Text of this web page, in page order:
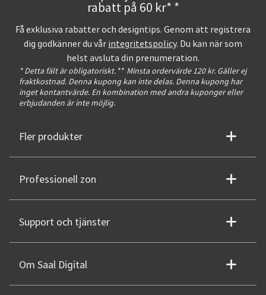
rabatt på 60 kr* *
Få exklusiva rabatter och designtips. Genom att registrera
dig godkänner du vår integritetspolicy. Du kan när som
helst avsluta din prenumeration.
* Detta fält är obligatoriskt. ** Minsta ordervärde 120 kr. Gäller ej
fraktkostnad. Denna kupong kan inte delas. Denna kupong har
inget kontantvärde. En kombination med andra kuponger eller
erbjudanden är inte möjlig.
Fler produkter
Professionell zon
Support och tjänster
Om Saal Digital